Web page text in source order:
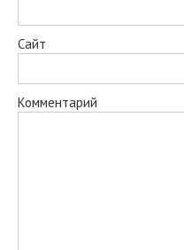
Сайт
Комментарий